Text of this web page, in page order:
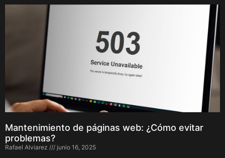
Mantenimiento de páginas web: ¿Cómo evitar
problemas?
Rafael Alviarez junio 16, 2025